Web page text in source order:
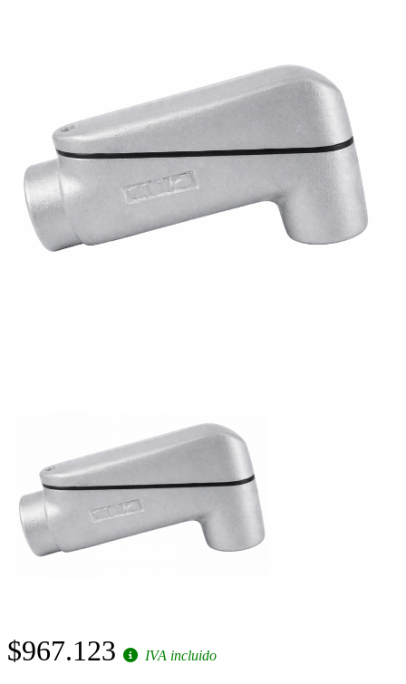
$967.123 IVA incluido